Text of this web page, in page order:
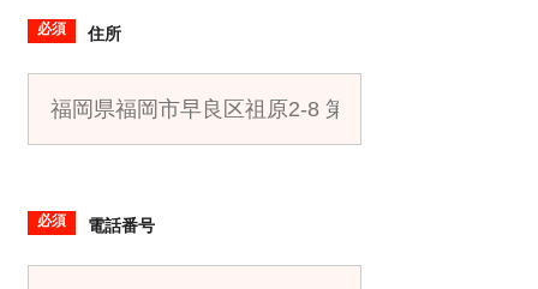
住所
必須
電話番号
必須